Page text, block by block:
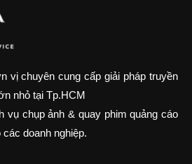
vị chuyên cung cấp giải pháp truyền
nhỏ tại Tp.HCM
vụ chụp ảnh & quay phim quảng cáo
doanh nghiệp.